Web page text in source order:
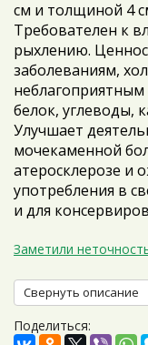
см и толщиной 4
Требователен к
рыхлению.
заболеваниям,
белок, углеводы,
Улучшает
мочекаменной
атеросклерозе и
употребления в
и для
Заметили
Свернуть описание
Поделиться: